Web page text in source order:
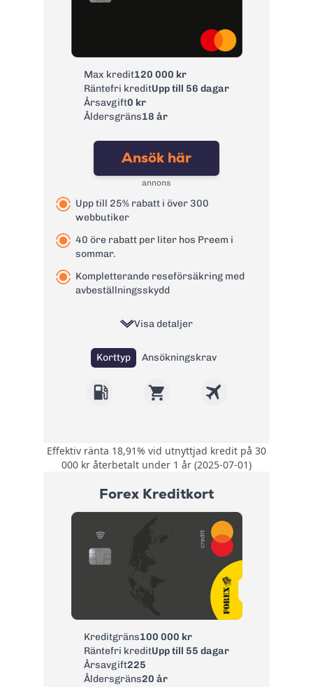
Max kredit120 000 kr
Räntefri kreditUpp till 56 dagar
Årsavgift0 kr
Åldersgräns18 år
Ansök här
annons
Upp till 25% rabatt i över 300
webbutiker
40 öre rabatt per liter hos Preem i
sommar.
Kompletterande reseförsäkring med
avbeställningsskydd
Visa detaljer
Korttyp Ansökningskrav
Upp till 25% rabatt i
över 300
rabatt per liter hos
Försäkring:
Kompletterande
reseförsäkring med
avbeställningsskydd
9,74% - 21,90%
Effektiv ränta:
8,10% - 18,90%
Kontantuttag i
bankomat:
3 %, lägst 35 kr
Kontantuttag i
3 %, lägst 35 kr
Effektiv ränta 18,91% vid utnyttjad kredit på 30
000 kr återbetalt under 1 år (2025-07-01)
Forex Kreditkort
Kreditgräns100 000 kr
Räntefri kreditUpp till 55 dagar
Årsavgift225
Åldersgräns20 år